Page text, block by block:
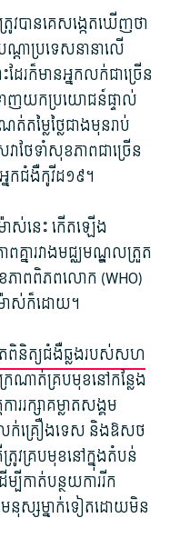
រូវ​បាន​គេ​សង្កេត​ឃើញ​ថា​
តា​ប្រទេស​នានា​លើ​
រ​ក៏​មាន​អ្នកលក់​ជាច្រើន​
ញ​យក​ប្រយោជន៍​ផ្ទាល់
តម្លៃ​ថ្លៃ​ជាង​មុន​រាប់​
ថែទាំ​សុខភាព​ជាច្រើន​
អ្នកជំងឺ​កូវីដ​១៩។
ស់​នេះ កើតឡើង​
នា​រវាង​មជ្ឈមណ្ឌល​ត្រួត
ភាព​ពិភពលោក (WHO)
ម៉ាស់​ក៏ដោយ។
ពិនិត្យ​ជំងឺឆ្លង​របស់​សហ
រណាត់​គ្របមុខ​នៅកន្លែង​
រ​រក្សា​គម្លាត​សង្គម
ក់​គ្រឿងទេស និង​ឱសថ
វ​គ្របមុខ​នៅក្នុង​តំបន់​
កាត់បន្ថយ​ការរីក​
មនុស្ស​ម្នាក់​ទៀត​ដោយ​មិន​